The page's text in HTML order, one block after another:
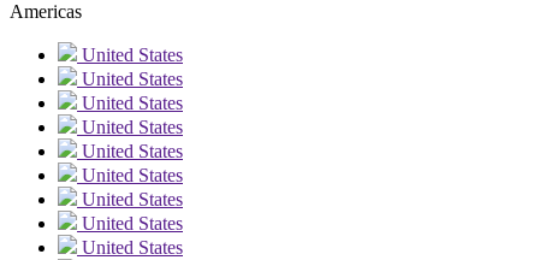
Americas
United States
United States
United States
United States
United States
United States
United States
United States
United States